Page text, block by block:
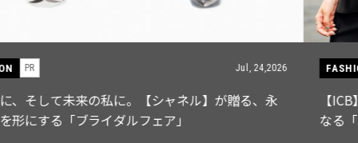
FASHION Jul, 15,2026
【ICB】人気インフルエンサーと共同制作! 週5で着たく
なる「名品ブラウス」２選